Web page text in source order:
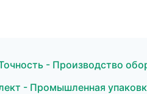
- Производство
- Промышленная